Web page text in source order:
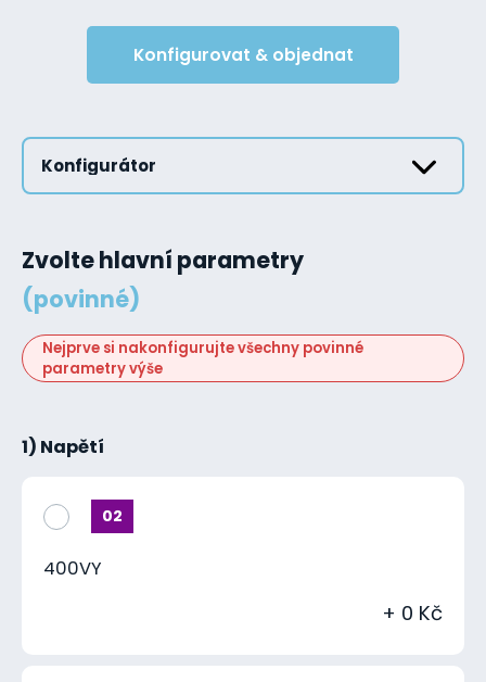
Konfigurovat & objednat
Konfigurátor
Zvolte hlavní parametry
(povinné)
Nejprve si nakonfigurujte všechny povinné
parametry výše
1) Napětí
02
400VY
+ 0 Kč